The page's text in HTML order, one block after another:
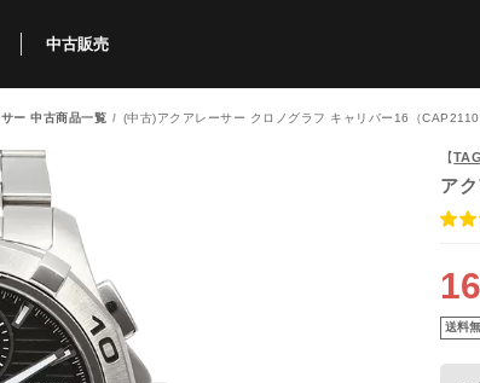
限定商品 購入可能商品
できるポイント カリトケとは？
用方法 Q&A
中古販売
中古販売商品 ブランド一覧 中古販売について
ー 中古商品一覧 (中古)アクアレーサー クロノグラフ キャリバー16（CAP2110
【
ア
送料